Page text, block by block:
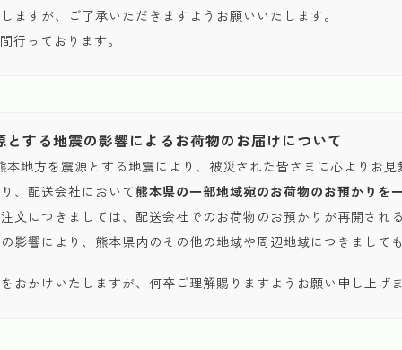
ますが、ご了承いただきますようお願いいたします。
行っております。
する地震の影響によるお荷物のお届けについて
本地方を震源とする地震により、被災された皆さまに心よりお見
、配送会社において熊本県の一部地域宛のお荷物のお預かりを
文につきましては、配送会社でのお荷物のお預かりが再開され
影響により、熊本県内のその他の地域や周辺地域につきまして
おかけいたしますが、何卒ご理解賜りますようお願い申し上げま